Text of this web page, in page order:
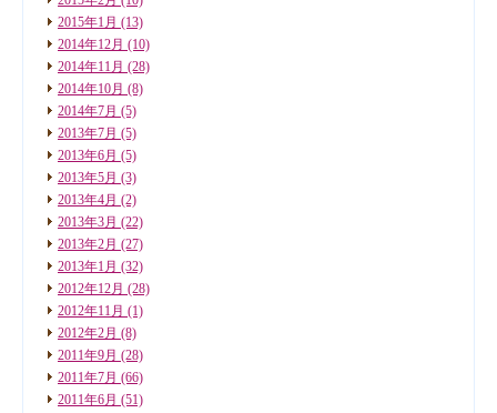
2015年1月 (13)
2014年12月 (10)
2014年11月 (28)
2014年10月 (8)
2014年7月 (5)
2013年7月 (5)
2013年6月 (5)
2013年5月 (3)
2013年4月 (2)
2013年3月 (22)
2013年2月 (27)
2013年1月 (32)
2012年12月 (28)
2012年11月 (1)
2012年2月 (8)
2011年9月 (28)
2011年7月 (66)
2011年6月 (51)